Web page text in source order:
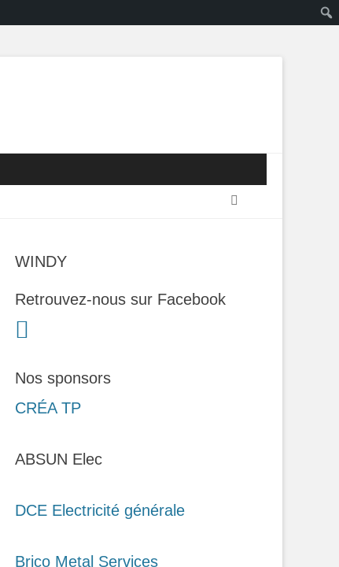
WINDY
Retrouvez-nous sur Facebook
Nos sponsors
CRÉA TP
ABSUN Elec
DCE Electricité générale
Brico Metal Services